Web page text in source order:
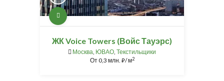
ЖК Voice Towers (Войс Тауэрс)
Москва, ЮВАО, Текстильщики
От0,3 млн. ⃏/ м2